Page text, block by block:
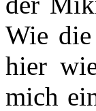
Wie die
hier
mich